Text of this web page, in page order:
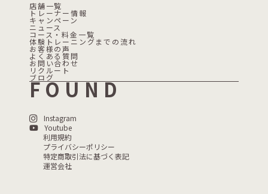
FOUND
Instagram
Youtube
利用規約
プライバシーポリシー
特定商取引法に基づく表記
運営会社
店舗一覧
トレーナー情報
キャンペーン
ニュース
コース・料金一覧
体験トレーニングまでの流れ
お客様の声
よくある質問
お問い合わせ
リクルート
ブログ